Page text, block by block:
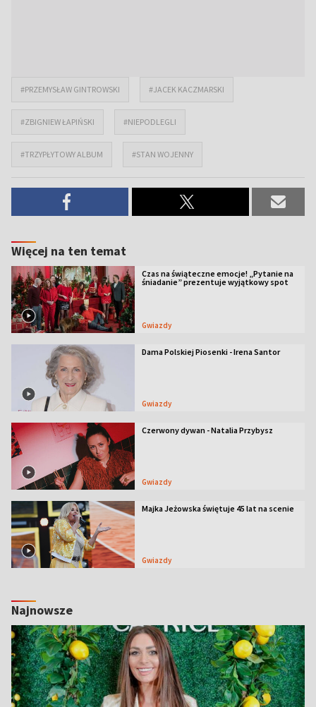
#PRZEMYSŁAW GINTROWSKI #JACEK KACZMARSKI
#ZBIGNIEW ŁAPIŃSKI #NIEPODLEGLI
#TRZYPŁYTOWY ALBUM #STAN WOJENNY
Więcej na ten temat
Czas na świąteczne emocje! „Pytanie na
śniadanie” prezentuje wyjątkowy spot
Gwiazdy
Dama Polskiej Piosenki - Irena Santor
Gwiazdy
Czerwony dywan - Natalia Przybysz
Gwiazdy
Majka Jeżowska świętuje 45 lat na scenie
Gwiazdy
Najnowsze